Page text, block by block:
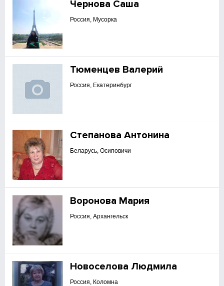
Чернова Саша
Россия, Мусорка
Тюменцев Валерий
Россия, Екатеринбург
Степанова Антонина
Беларусь, Осиповичи
Воронова Мария
Россия, Архангельск
Новоселова Людмила
Россия, Коломна